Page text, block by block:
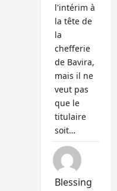
l'intérim à
la tête de
la
chefferie
de Bavira,
mais il ne
veut pas
que le
titulaire
soit…
Blessing